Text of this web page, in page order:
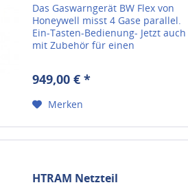
Das Gaswarngerät BW Flex von
Honeywell misst 4 Gase parallel.
Ein-Tasten-Bedienung- Jetzt auch
mit Zubehör für einen
949,00 € *
Merken
HTRAM Netzteil